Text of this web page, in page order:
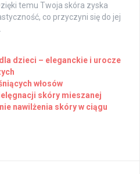
temu Twoja skóra zyska
co przyczyni się do jej
dzieci – eleganckie i urocze
włosów
skóry mieszanej
nawilżenia skóry w ciągu